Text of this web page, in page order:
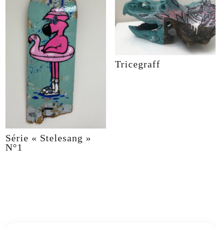
Série « Stelesang »
N°1
Tricegraff